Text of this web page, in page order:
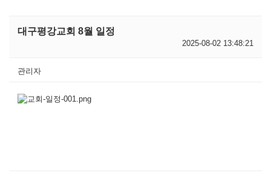
대구평강교회 8월 일정
2025-08-02 13:48:21
관리자